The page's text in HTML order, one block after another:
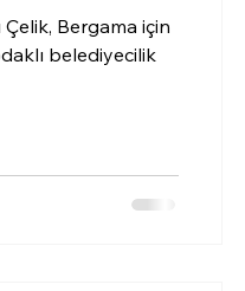
Bergama için
belediyecilik